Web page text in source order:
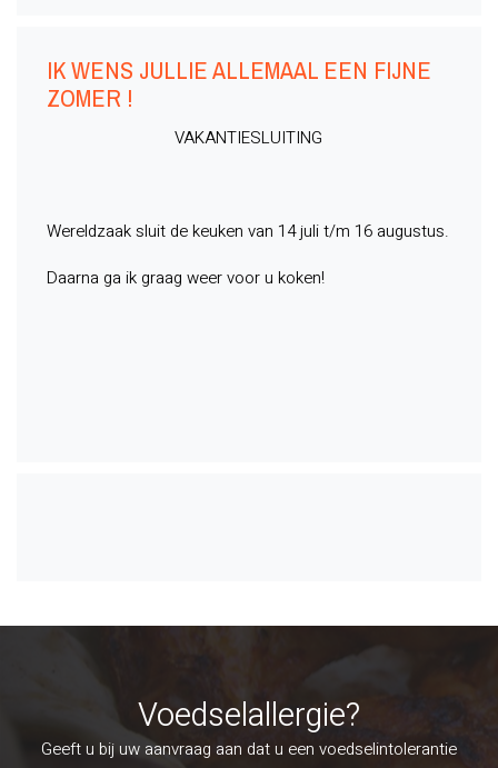
IK WENS JULLIE ALLEMAAL EEN FIJNE
ZOMER !
VAKANTIESLUITING
Wereldzaak sluit de keuken van 14 juli t/m 16 augustus.
Daarna ga ik graag weer voor u koken!
Voedselallergie?
Geeft u bij uw aanvraag aan dat u een voedselintolerantie